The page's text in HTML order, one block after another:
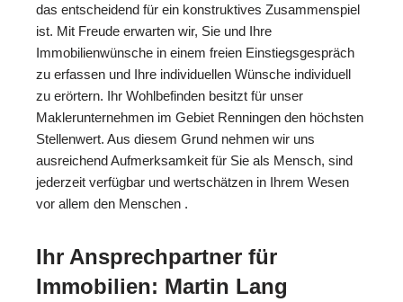
das entscheidend für ein konstruktives Zusammenspiel
ist. Mit Freude erwarten wir, Sie und Ihre
Immobilienwünsche in einem freien Einstiegsgespräch
zu erfassen und Ihre individuellen Wünsche individuell
zu erörtern. Ihr Wohlbefinden besitzt für unser
Maklerunternehmen im Gebiet Renningen den höchsten
Stellenwert. Aus diesem Grund nehmen wir uns
ausreichend Aufmerksamkeit für Sie als Mensch, sind
jederzeit verfügbar und wertschätzen in Ihrem Wesen
vor allem den Menschen .
Ihr Ansprechpartner für
Immobilien: Martin Lang